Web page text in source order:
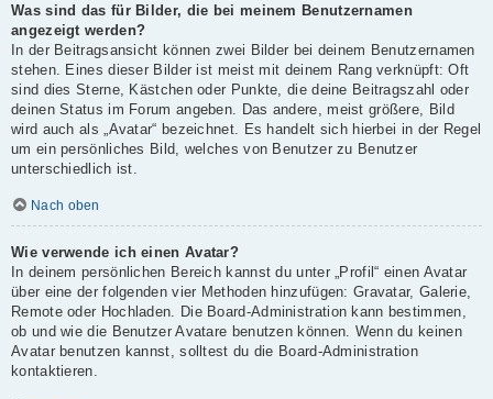
Was sind das für Bilder, die bei meinem Benutzernamen
angezeigt werden?
In der Beitragsansicht können zwei Bilder bei deinem Benutzernamen
stehen. Eines dieser Bilder ist meist mit deinem Rang verknüpft: Oft
sind dies Sterne, Kästchen oder Punkte, die deine Beitragszahl oder
deinen Status im Forum angeben. Das andere, meist größere, Bild
wird auch als „Avatar“ bezeichnet. Es handelt sich hierbei in der Regel
um ein persönliches Bild, welches von Benutzer zu Benutzer
unterschiedlich ist.
Nach oben
Wie verwende ich einen Avatar?
In deinem persönlichen Bereich kannst du unter „Profil“ einen Avatar
über eine der folgenden vier Methoden hinzufügen: Gravatar, Galerie,
Remote oder Hochladen. Die Board-Administration kann bestimmen,
ob und wie die Benutzer Avatare benutzen können. Wenn du keinen
Avatar benutzen kannst, solltest du die Board-Administration
kontaktieren.